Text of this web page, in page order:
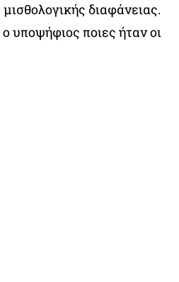
διαφάνειας.
υποψήφιος ποιες ήταν οι